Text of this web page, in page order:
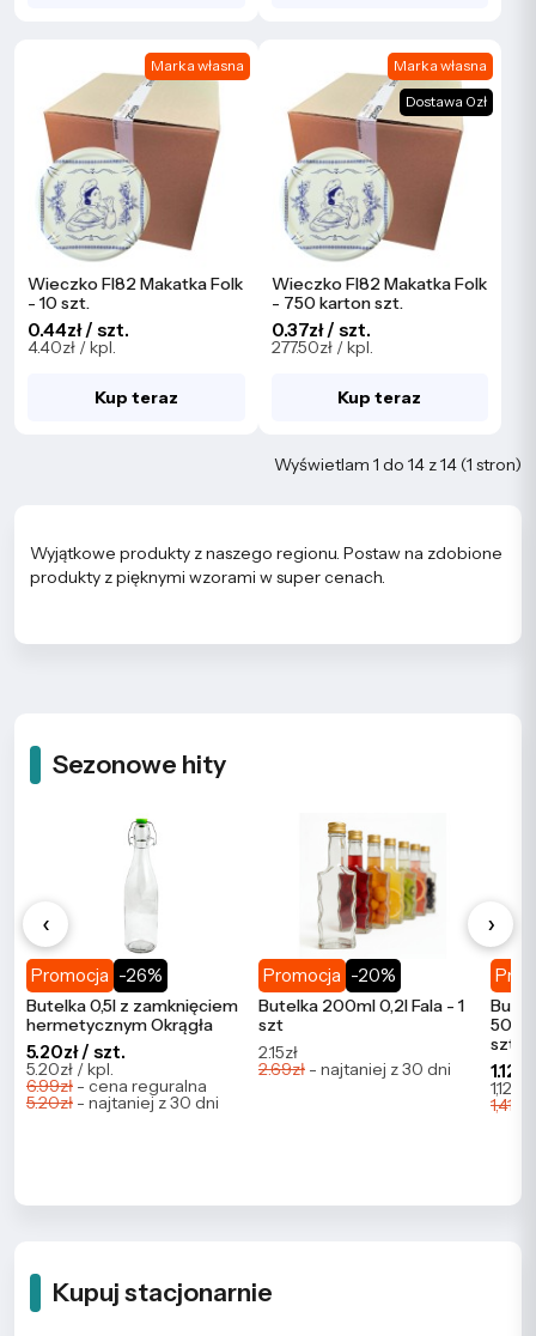
Marka własna
Wieczko FI82 Makatka Folk
- 10 szt.
0.44zł / szt.
4.40zł / kpl.
Kup teraz
Marka własna
Dostawa 0zł
Wieczko FI82 Makatka Folk
- 750 karton szt.
0.37zł / szt.
277.50zł / kpl.
Kup teraz
Wyświetlam 1 do 14 z 14 (1 stron)
Wyjątkowe produkty z naszego regionu. Postaw na zdobione
produkty z pięknymi wzorami w super cenach.
Sezonowe hity
‹
Promocja -26%
Butelka 0,5l z zamknięciem
hermetycznym Okrągła
5.20zł / szt.
5.20zł / kpl.
6.99zł - cena reguralna
5.20zł - najtaniej z 30 dni
Promocja -20%
Butelka 200ml 0,2l Fala - 1
szt
2.15zł
2.69zł - najtaniej z 30 dni
szt
›
Kupuj stacjonarnie